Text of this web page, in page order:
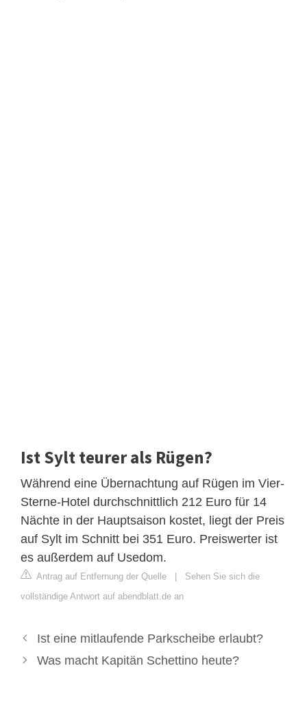
Ist Sylt teurer als Rügen?
Während eine Übernachtung auf Rügen im Vier-
Sterne-Hotel durchschnittlich 212 Euro für 14
Nächte in der Hauptsaison kostet, liegt der Preis
auf Sylt im Schnitt bei 351 Euro. Preiswerter ist
es außerdem auf Usedom.
Antrag auf Entfernung der Quelle | Sehen Sie sich die
vollständige Antwort auf abendblatt.de an
Ist eine mitlaufende Parkscheibe erlaubt?
Was macht Kapitän Schettino heute?